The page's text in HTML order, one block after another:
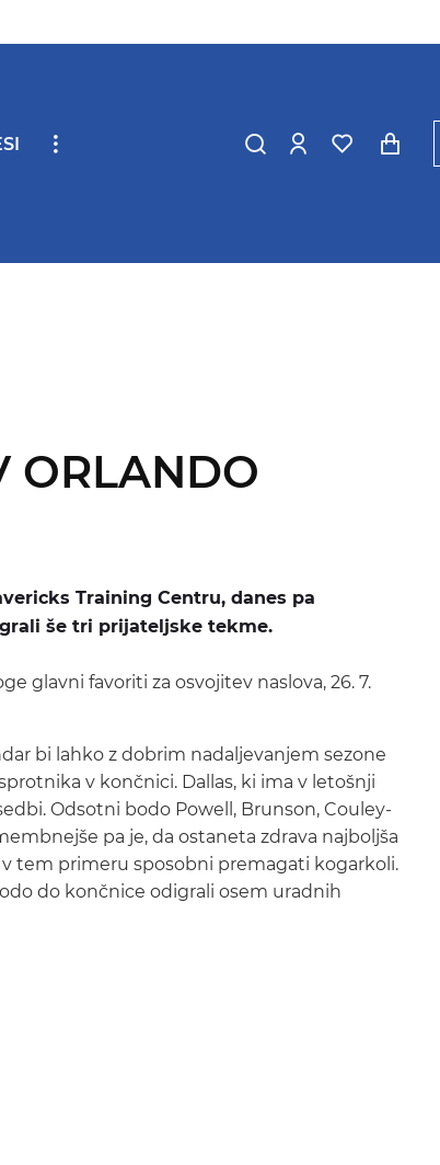
ORLANDO
Training Centru, danes pa
še tri prijateljske tekme.
glavni favoriti za osvojitev naslova, 26. 7.
bi lahko z dobrim nadaljevanjem sezone
v končnici. Dallas, ki ima v letošnji
Odsotni bodo Powell, Brunson, Couley-
pa je, da ostaneta zdrava najboljša
v tem primeru sposobni premagati kogarkoli.
do končnice odigrali osem uradnih